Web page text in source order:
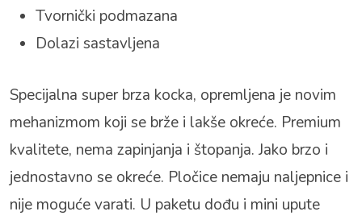
Tvornički podmazana
Dolazi sastavljena
Specijalna super brza kocka, opremljena je novim
mehanizmom koji se brže i lakše okreće. Premium
kvalitete, nema zapinjanja i štopanja. Jako brzo i
jednostavno se okreće. Pločice nemaju naljepnice i
nije moguće varati. U paketu dođu i mini upute